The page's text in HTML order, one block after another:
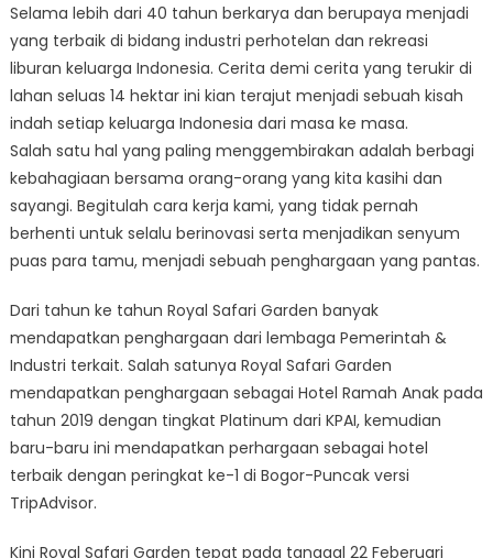
Selama lebih dari 40 tahun berkarya dan berupaya menjadi
yang terbaik di bidang industri perhotelan dan rekreasi
liburan keluarga Indonesia. Cerita demi cerita yang terukir di
lahan seluas 14 hektar ini kian terajut menjadi sebuah kisah
indah setiap keluarga Indonesia dari masa ke masa.
Salah satu hal yang paling menggembirakan adalah berbagi
kebahagiaan bersama orang-orang yang kita kasihi dan
sayangi. Begitulah cara kerja kami, yang tidak pernah
berhenti untuk selalu berinovasi serta menjadikan senyum
puas para tamu, menjadi sebuah penghargaan yang pantas.
Dari tahun ke tahun Royal Safari Garden banyak
mendapatkan penghargaan dari lembaga Pemerintah &
Industri terkait. Salah satunya Royal Safari Garden
mendapatkan penghargaan sebagai Hotel Ramah Anak pada
tahun 2019 dengan tingkat Platinum dari KPAI, kemudian
baru-baru ini mendapatkan perhargaan sebagai hotel
terbaik dengan peringkat ke-1 di Bogor-Puncak versi
TripAdvisor.
Kini Royal Safari Garden tepat pada tanggal 22 Feberuari